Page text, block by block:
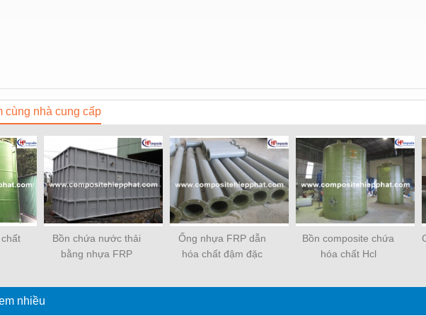
cùng nhà cung cấp
Bồn chứa nước thải
bằng nhựa FRP
Ống nhựa FRP dẫn
hóa chất đậm đặc
Bồn composite chứa
hóa chất Hcl
nhiều